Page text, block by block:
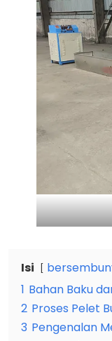
Isi
1 Bahan Baku
2 Proses Pelet
3 Pengenalan